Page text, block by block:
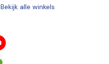
Bekijk alle winkels